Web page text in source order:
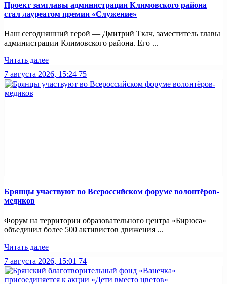
Проект замглавы администрации Климовского района
стал лауреатом премии «Служение»
Наш сегодняшний герой — Дмитрий Ткач, заместитель главы
администрации Климовского района. Его ...
Читать далее
7 августа 2026, 15:24 75
Брянцы участвуют во Всероссийском форуме волонтёров-
медиков
Форум на территории образовательного центра «Бирюса»
объединил более 500 активистов движения ...
Читать далее
7 августа 2026, 15:01 74